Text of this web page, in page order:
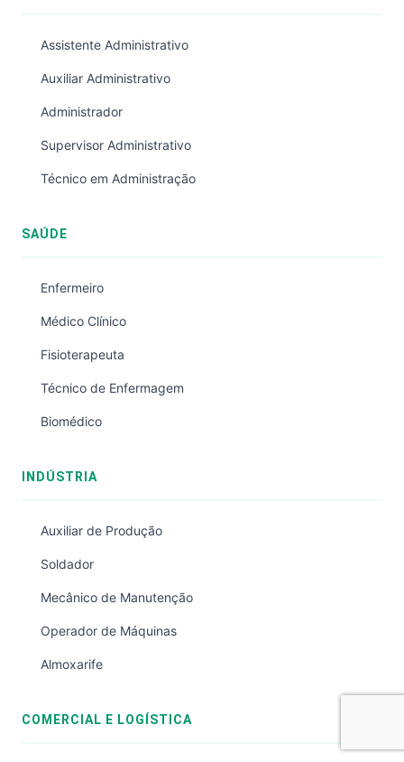
Assistente Administrativo
Auxiliar Administrativo
Administrador
Supervisor Administrativo
Técnico em Administração
SAÚDE
Enfermeiro
Médico Clínico
Fisioterapeuta
Técnico de Enfermagem
Biomédico
INDÚSTRIA
Auxiliar de Produção
Soldador
Mecânico de Manutenção
Operador de Máquinas
Almoxarife
COMERCIAL E LOGÍSTICA